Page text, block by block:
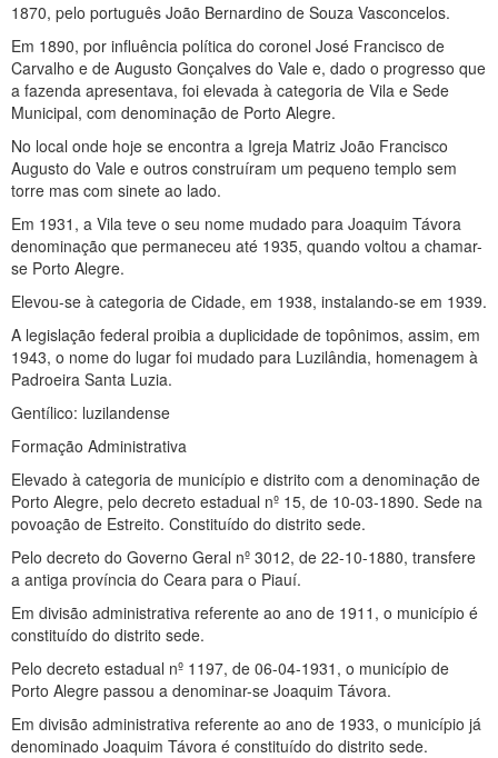
1870, pelo português João Bernardino de Souza Vasconcelos.
Em 1890, por influência política do coronel José Francisco de
Carvalho e de Augusto Gonçalves do Vale e, dado o progresso que
a fazenda apresentava, foi elevada à categoria de Vila e Sede
Municipal, com denominação de Porto Alegre.
No local onde hoje se encontra a Igreja Matriz João Francisco
Augusto do Vale e outros construíram um pequeno templo sem
torre mas com sinete ao lado.
Em 1931, a Vila teve o seu nome mudado para Joaquim Távora
denominação que permaneceu até 1935, quando voltou a chamar-
se Porto Alegre.
Elevou-se à categoria de Cidade, em 1938, instalando-se em 1939.
A legislação federal proibia a duplicidade de topônimos, assim, em
1943, o nome do lugar foi mudado para Luzilândia, homenagem à
Padroeira Santa Luzia.
Gentílico: luzilandense
Formação Administrativa
Elevado à categoria de município e distrito com a denominação de
Porto Alegre, pelo decreto estadual nº 15, de 10-03-1890. Sede na
povoação de Estreito. Constituído do distrito sede.
Pelo decreto do Governo Geral nº 3012, de 22-10-1880, transfere
a antiga província do Ceara para o Piauí.
Em divisão administrativa referente ao ano de 1911, o município é
constituído do distrito sede.
Pelo decreto estadual nº 1197, de 06-04-1931, o município de
Porto Alegre passou a denominar-se Joaquim Távora.
Em divisão administrativa referente ao ano de 1933, o município já
denominado Joaquim Távora é constituído do distrito sede.